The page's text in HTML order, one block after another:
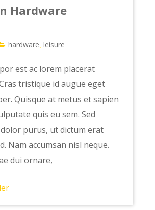
Hardware
hardware leisure
est ac lorem placerat
tristique id augue eget
Quisque at metus et sapien
quis eu sem. Sed
purus, ut dictum erat
Nam accumsan nisl neque.
dui ornare,